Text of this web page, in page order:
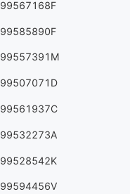
99567168F
99585890F
99557391M
99507071D
99561937C
99532273A
99528542K
99594456V